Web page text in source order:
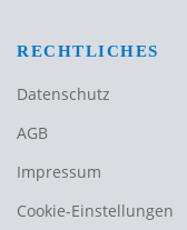
RECHTLICHES
Datenschutz
AGB
Impressum
Cookie-Einstellungen